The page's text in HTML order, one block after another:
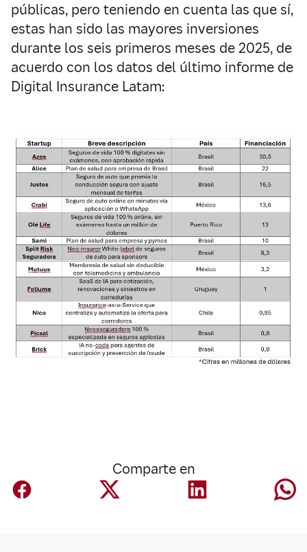
públicas, pero teniendo en cuenta las que sí,
estas han sido las mayores inversiones
durante los seis primeros meses de 2025, de
acuerdo con los datos del último informe de
Digital Insurance Latam:
Comparte en